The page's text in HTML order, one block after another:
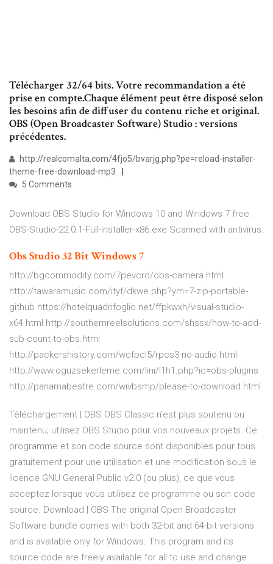
Télécharger 32/64 bits. Votre recommandation a été
prise en compte.Chaque élément peut être disposé selon
les besoins afin de diffuser du contenu riche et original.
OBS (Open Broadcaster Software) Studio : versions
précédentes.
http://realcomalta.com/4fjo5/bvarjg.php?pe=reload-installer-
theme-free-download-mp3
5 Comments
Download OBS Studio for Windows 10 and Windows 7 free.
OBS-Studio-22.0.1-Full-Installer-x86.exe Scanned with antivirus.
ObsStudio32BitWindows7
http://bgcommodity.com/7pevcrd/obs-camera.html
http://tawaramusic.com/ityf/dkwe.php?ym=7-zip-portable-
github https://hotelquadrifoglio.net/ffpkwxh/visual-studio-
x64.html http://southernreelsolutions.com/shssx/how-to-add-
sub-count-to-obs.html
http://packershistory.com/wcfpcl5/rpcs3-no-audio.html
http://www.oguzsekerleme.com/lini/l1h1.php?ic=obs-plugins
http://panamabestre.com/wivbsmp/please-to-download.html
Téléchargement | OBS OBS Classic n'est plus soutenu ou
maintenu; utilisez OBS Studio pour vos nouveaux projets. Ce
programme et son code source sont disponibles pour tous
gratuitement pour une utilisation et une modification sous le
licence GNU General Public v2.0 (ou plus), ce que vous
acceptez lorsque vous utilisez ce programme ou son code
source. Download | OBS The original Open Broadcaster
Software bundle comes with both 32-bit and 64-bit versions
and is available only for Windows. This program and its
source code are freely available for all to use and change